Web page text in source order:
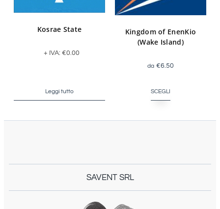
Kosrae State
+ IVA: €0.00
Leggi tutto
Kingdom of EnenKio
(Wake Island)
€6.50
SCEGLI
SAVENT SRL